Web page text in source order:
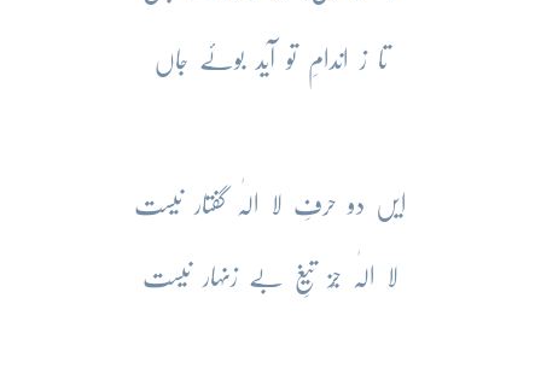
تا ز اندامِ تو آید بوئے جاں
ایں دو حرفِ لا الٰہ گفتار نیست
لا الٰہ جُز تیغِ بے زنہار نیست